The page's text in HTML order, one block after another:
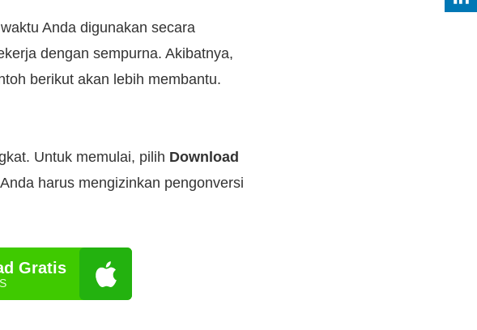
Anda digunakan secara
dengan sempurna. Akibatnya,
berikut akan lebih membantu.
Untuk memulai, pilih Download
harus mengizinkan pengonversi
Gratis